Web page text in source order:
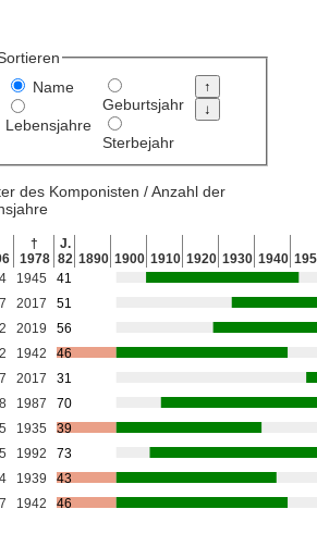
Name
Lebensjahre
Geburtsjahr
Sterbejahr
des Komponisten / Anzahl der
†
1978
J.
82 1890 1900 1910 1920 1930 1940
1945
41
2017
51
2019
56
1942
46
2017
31
1987
70
1935
39
1992
73
1939
43
1942 46